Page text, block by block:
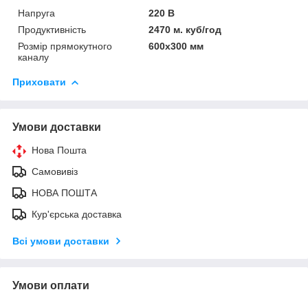
Напруга
220 В
Продуктивність
2470 м. куб/год
Розмір прямокутного
каналу
600х300 мм
Приховати
Умови доставки
Нова Пошта
Самовивіз
НОВА ПОШТА
Кур'єрська доставка
Всі умови доставки
Умови оплати